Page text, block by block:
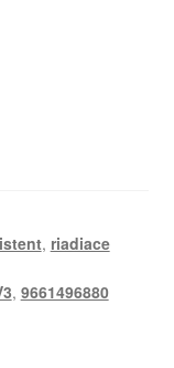
, riadiace
, 9661496880